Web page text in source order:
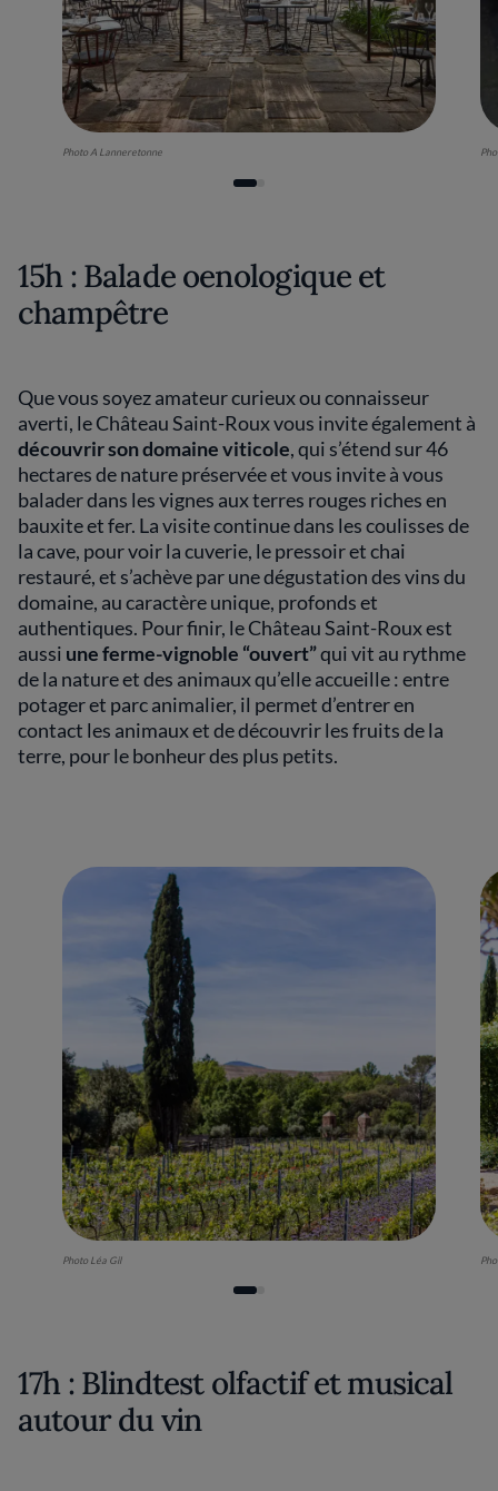
Photo A Lanneretonne
15h : Balade oenologique et
champêtre
Que vous soyez amateur curieux ou connaisseur
averti, le Château Saint-Rouxvous invite également à
découvrir son domaine viticole, qui s’étend sur 46
hectares de nature préservée et vous invite à vous
balader dans les vignes aux terres rouges riches en
bauxite et fer. La visite continue dans les coulisses de
la cave, pour voir la cuverie, le pressoir et chai
restauré, et s’achève par une dégustation des vins du
domaine, au caractère unique, profonds et
authentiques. Pour finir, le Château Saint-Roux est
aussi une ferme-vignoble “ouvert”qui vit au rythme
de la nature et des animaux qu’elle accueille : entre
potager et parc animalier, il permet d’entrer en
contact les animaux et de découvrir les fruits de la
terre, pour le bonheur des plus petits.
Photo Léa Gil
17h : Blindtest olfactif et musical
autour du vin